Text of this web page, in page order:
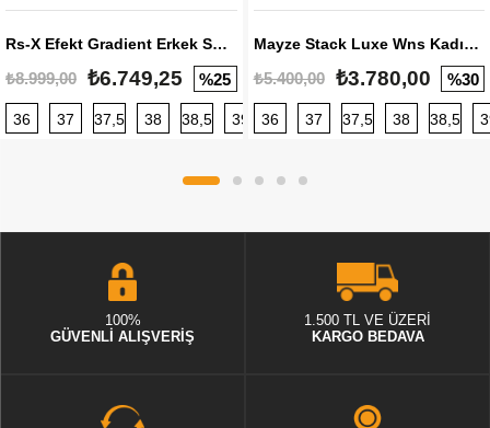
Rs-X Efekt Gradient Erkek Sneaker
₺8.999,00 ₺6.749,25 %25
36 37 37,5 38 38,5 39 40 40,5 41 42 42,5
Mayze Stack Luxe Wns Kadın Sneaker
₺5.400,00 ₺3.780,00 %30
36 37 37,5 38 38,5
100%
GÜVENLİ ALIŞVERİŞ
1.500 TL VE ÜZERİ
KARGO BEDAVA